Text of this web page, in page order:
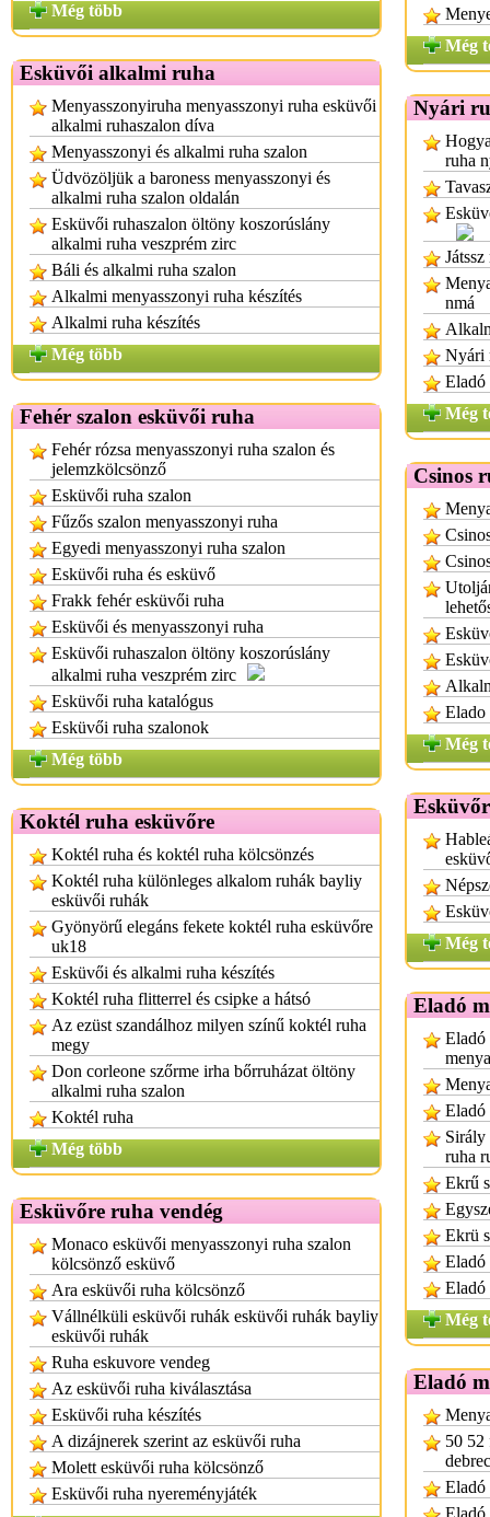
Még több
Esküvői alkalmi ruha
Menyasszonyiruha menyasszonyi ruha esküvői
alkalmi ruhaszalon díva
Menyasszonyi és alkalmi ruha szalon
Üdvözöljük a baroness menyasszonyi és
alkalmi ruha szalon oldalán
Esküvői ruhaszalon öltöny koszorúslány
alkalmi ruha veszprém zirc
Báli és alkalmi ruha szalon
Alkalmi menyasszonyi ruha készítés
Alkalmi ruha készítés
Még több
Fehér szalon esküvői ruha
Fehér rózsa menyasszonyi ruha szalon és
jelemzkölcsönző
Esküvői ruha szalon
Fűzős szalon menyasszonyi ruha
Egyedi menyasszonyi ruha szalon
Esküvői ruha és esküvő
Frakk fehér esküvői ruha
Esküvői és menyasszonyi ruha
Esküvői ruhaszalon öltöny koszorúslány
alkalmi ruha veszprém zirc
Esküvői ruha katalógus
Esküvői ruha szalonok
Még több
Koktél ruha esküvőre
Koktél ruha és koktél ruha kölcsönzés
Koktél ruha különleges alkalom ruhák bayliy
esküvői ruhák
Gyönyörű elegáns fekete koktél ruha esküvőre
uk18
Esküvői és alkalmi ruha készítés
Koktél ruha flitterrel és csipke a hátsó
Az ezüst szandálhoz milyen színű koktél ruha
megy
Don corleone szőrme irha bőrruházat öltöny
alkalmi ruha szalon
Koktél ruha
Még több
Esküvőre ruha vendég
Monaco esküvői menyasszonyi ruha szalon
kölcsönző esküvő
Ara esküvői ruha kölcsönző
Vállnélküli esküvői ruhák esküvői ruhák bayliy
esküvői ruhák
Ruha eskuvore vendeg
Az esküvői ruha kiválasztása
Esküvői ruha készítés
A dizájnerek szerint az esküvői ruha
Molett esküvői ruha kölcsönző
Esküvői ruha nyereményjáték
Még
Nyári
ruha
nmá
Nyári
Eladó
Még
Csinos
Elado
Még
Még
Eladó
Eladó
Eladó
Sirály
ruha
Ekrű
Ekrü
Eladó
Eladó
Még
Eladó
50 52
Eladó
Eladó